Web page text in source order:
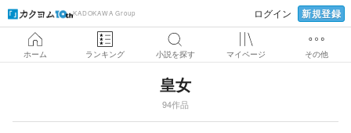
KADOKAWA Group ログイン 新規登録
ホーム ランキング 小説を探す マイページ その他
皇女
94作品